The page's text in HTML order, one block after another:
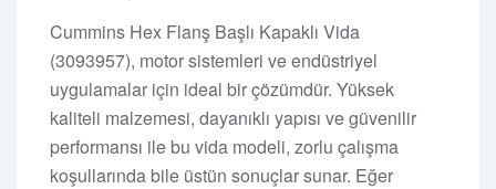
Cummins Hex Flanş Başlı Kapaklı Vida
(3093957), motor sistemleri ve endüstriyel
uygulamalar için ideal bir çözümdür. Yüksek
kaliteli malzemesi, dayanıklı yapısı ve güvenilir
performansı ile bu vida modeli, zorlu çalışma
koşullarında bile üstün sonuçlar sunar. Eğer